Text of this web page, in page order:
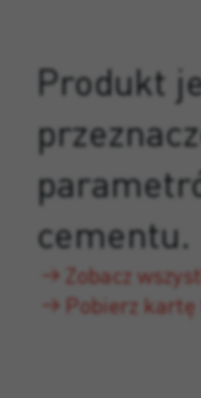
Produkt
cementu.
Zobacz
Pobierz